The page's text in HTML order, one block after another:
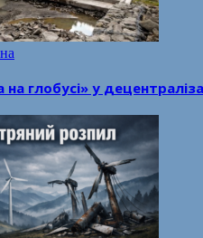
на глобусі» у